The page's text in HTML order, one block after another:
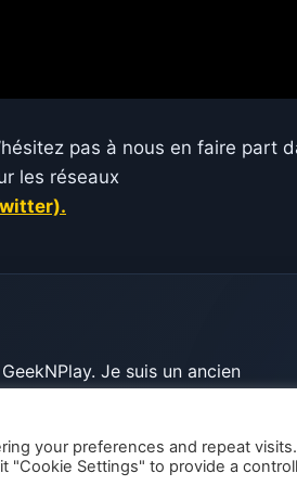
pas à nous en faire part
les réseaux
Je suis un ancien
your preferences and repeat
"Cookie Settings" to provide a